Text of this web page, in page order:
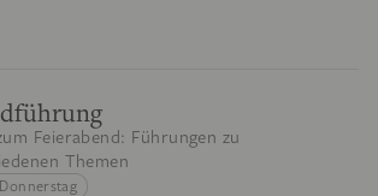
Feierabend: Führungen zu
Themen